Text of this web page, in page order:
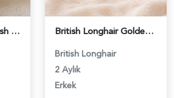
Etifpuf Tadında British Longhair Beyaz Erkek - 5210 British Longhair Golden Erkek Yavrumuz - 4747
British Longhair
2 Aylık
Erkek